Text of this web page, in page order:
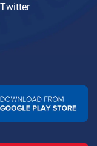
Twitter